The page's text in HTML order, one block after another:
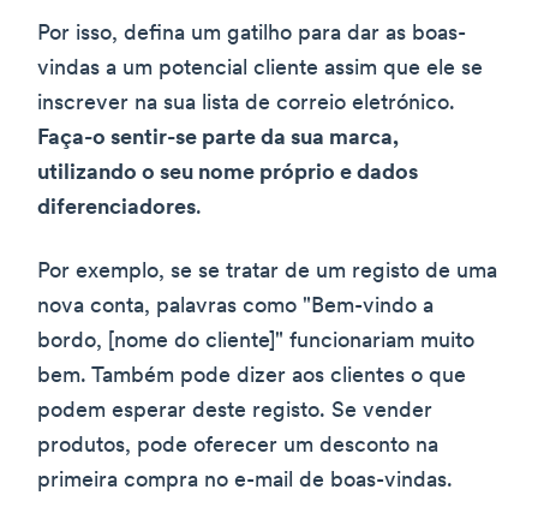
Por isso, defina um gatilho para dar as boas-
vindas a um potencial cliente assim que ele se
inscrever na sua lista de correio eletrónico.
Faça-o sentir-se parte da sua marca,
utilizando o seu nome próprio e dados
diferenciadores.
Por exemplo, se se tratar de um registo de uma
nova conta, palavras como "Bem-vindo a
bordo, [nome do cliente]" funcionariam muito
bem. Também pode dizer aos clientes o que
podem esperar deste registo. Se vender
produtos, pode oferecer um desconto na
primeira compra no e-mail de boas-vindas.